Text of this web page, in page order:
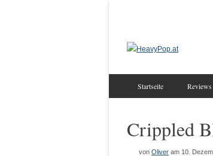
Startseite Reviews
Crippled
von Oliver am 10.